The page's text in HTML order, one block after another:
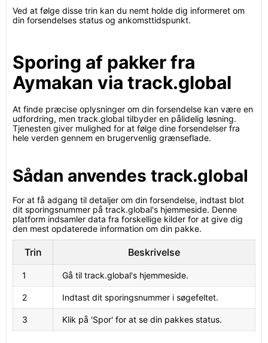
Ved at følge disse trin kan du nemt holde dig informeret om
din forsendelses status og ankomsttidspunkt.
Sporing af pakker fra
Aymakan via track.global
At finde præcise oplysninger om din forsendelse kan være en
udfordring, men track.global tilbyder en pålidelig løsning.
Tjenesten giver mulighed for at følge dine forsendelser fra
hele verden gennem en brugervenlig grænseflade.
Sådan anvendes track.global
For at få adgang til detaljer om din forsendelse, indtast blot
dit sporingsnummer på track.global's hjemmeside. Denne
platform indsamler data fra forskellige kilder for at give dig
den mest opdaterede information om din pakke.
Trin Beskrivelse
1 Gå til track.global's hjemmeside.
2 Indtast dit sporingsnummer i søgefeltet.
3 Klik på 'Spor' for at se din pakkes status.